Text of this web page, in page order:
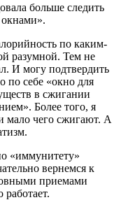
больше следить
по каким-
разумной. Тем не
И могу подтвердить
по себе «окно для
в сжигании
Более того, я
мало чего сжигают. А
«иммунитету»
вернемся к
приемами